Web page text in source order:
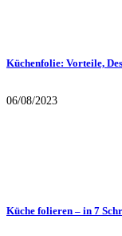
Küchenfolie: Vorteile,
06/08/2023
Küche folieren – in 7